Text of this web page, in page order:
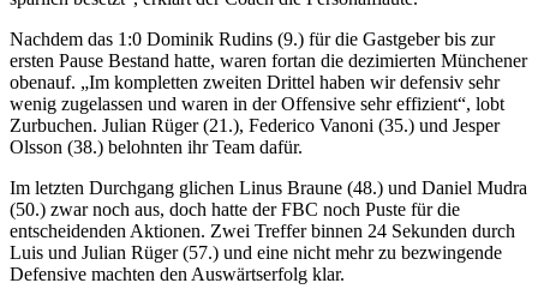
Nachdem das 1:0 Dominik Rudins (9.) für die Gastgeber bis zur
ersten Pause Bestand hatte, waren fortan die dezimierten Münchener
obenauf. „Im kompletten zweiten Drittel haben wir defensiv sehr
wenig zugelassen und waren in der Offensive sehr effizient“, lobt
Zurbuchen. Julian Rüger (21.), Federico Vanoni (35.) und Jesper
Olsson (38.) belohnten ihr Team dafür.
Im letzten Durchgang glichen Linus Braune (48.) und Daniel Mudra
(50.) zwar noch aus, doch hatte der FBC noch Puste für die
entscheidenden Aktionen. Zwei Treffer binnen 24 Sekunden durch
Luis und Julian Rüger (57.) und eine nicht mehr zu bezwingende
Defensive machten den Auswärtserfolg klar.